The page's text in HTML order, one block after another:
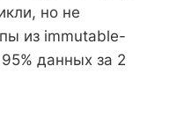
но не
из immutable-
данных за 2